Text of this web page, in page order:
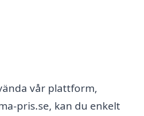
vår plattform,
pris.se, kan du enkelt